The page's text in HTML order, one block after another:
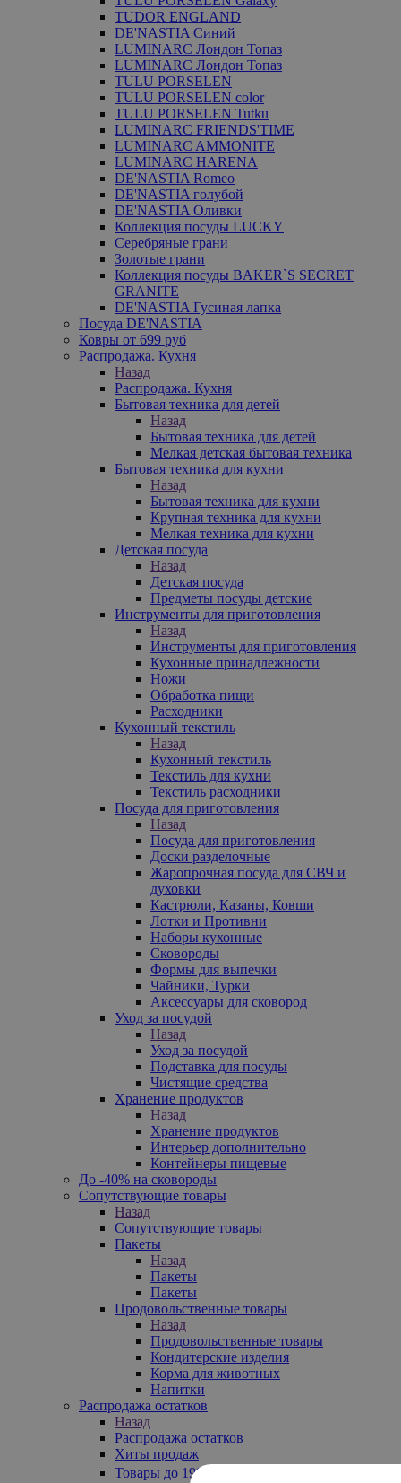
TUDOR ENGLAND
DE'NASTIA Синий
LUMINARC Лондон Топаз
LUMINARC Лондон Топаз
TULU PORSELEN
TULU PORSELEN color
TULU PORSELEN Tutku
LUMINARC FRIENDS'TIME
LUMINARC AMMONITE
LUMINARC HARENA
DE'NASTIA Romeo
DE'NASTIA голубой
DE'NASTIA Оливки
Коллекция посуды LUCKY
Серебряные грани
Золотые грани
Коллекция посуды BAKER`S SECRET
GRANITE
DE'NASTIA Гусиная лапка
Посуда DE'NASTIA
Ковры от 699 руб
Распродажа. Кухня
Назад
Распродажа. Кухня
Бытовая техника для детей
Назад
Бытовая техника для детей
Мелкая детская бытовая техника
Бытовая техника для кухни
Назад
Бытовая техника для кухни
Крупная техника для кухни
Мелкая техника для кухни
Детская посуда
Назад
Детская посуда
Предметы посуды детские
Инструменты для приготовления
Назад
Инструменты для приготовления
Кухонные принадлежности
Ножи
Обработка пищи
Расходники
Кухонный текстиль
Назад
Кухонный текстиль
Текстиль для кухни
Текстиль расходники
Посуда для приготовления
Назад
Посуда для приготовления
Доски разделочные
Жаропрочная посуда для СВЧ и
духовки
Кастрюли, Казаны, Ковши
Лотки и Противни
Наборы кухонные
Сковороды
Формы для выпечки
Чайники, Турки
Аксессуары для сковород
Уход за посудой
Назад
Уход за посудой
Подставка для посуды
Чистящие средства
Хранение продуктов
Назад
Хранение продуктов
Интерьер дополнительно
Контейнеры пищевые
До -40% на сковороды
Сопутствующие товары
Назад
Сопутствующие товары
Пакеты
Назад
Пакеты
Пакеты
Продовольственные товары
Назад
Продовольственные товары
Кондитерские изделия
Корма для животных
Напитки
Распродажа остатков
Назад
Распродажа остатков
Хиты продаж
Товары до 199₽